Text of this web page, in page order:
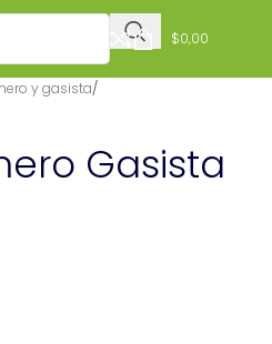
$0,00
y gasista/
Gasista